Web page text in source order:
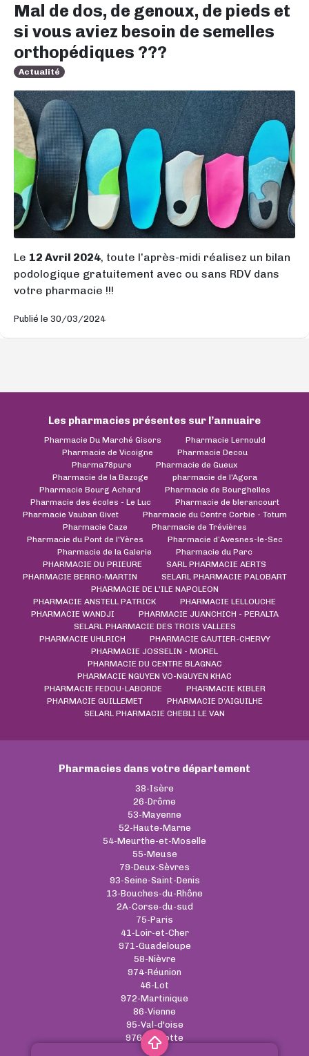
Mal de dos, de genoux, de pieds et
si vous aviez besoin de semelles
orthopédiques ???
Actualité
Le 12 Avril 2024, toute l’après-midi réalisez un bilan
podologique gratuitement avec ou sans RDV dans
votre pharmacie !!!
Publié le 30/03/2024
Les pharmacies présentes sur l’annuaire
Pharmacie Du Marché Gisors
Pharmacie Lernould
Pharmacie de Vicoigne
Pharmacie Decou
Pharma78pure
Pharmacie de Gueux
Pharmacie de la Bazoge
pharmacie de l'Agora
Pharmacie Bourg Achard
Pharmacie de Bourghelles
Pharmacie des écoles - Le Luc
Pharmacie de blerancourt
Pharmacie Vauban Givet
Pharmacie du Centre Corbie - Totum
Pharmacie Caze
Pharmacie de Trévières
Pharmacie du Pont de l'Yères
Pharmacie d’Avesnes-le-Sec
Pharmacie de la Galerie
Pharmacie du Parc
PHARMACIE DU PRIEURE
SARL PHARMACIE AERTS
PHARMACIE BERRO-MARTIN
SELARL PHARMACIE PALOBART
PHARMACIE DE L'ILE NAPOLEON
PHARMACIE ANSTELL PATRICK
PHARMACIE LELLOUCHE
PHARMACIE WANDJI
PHARMACIE JUANCHICH - PERALTA
SELARL PHARMACIE DES TROIS VALLEES
PHARMACIE UHLRICH
PHARMACIE GAUTIER-CHERVY
PHARMACIE JOSSELIN - MOREL
PHARMACIE DU CENTRE BLAGNAC
PHARMACIE NGUYEN VO-NGUYEN KHAC
PHARMACIE FEDOU-LABORDE
PHARMACIE KIBLER
PHARMACIE GUILLEMET
PHARMACIE D'AIGUILHE
SELARL PHARMACIE CHEBLI LE VAN
Pharmacies dans votre département
38-Isère
26-Drôme
53-Mayenne
52-Haute-Marne
54-Meurthe-et-Moselle
55-Meuse
79-Deux-Sèvres
93-Seine-Saint-Denis
13-Bouches-du-Rhône
2A-Corse-du-sud
75-Paris
41-Loir-et-Cher
971-Guadeloupe
58-Nièvre
974-Réunion
46-Lot
972-Martinique
86-Vienne
95-Val-d'oise
976-Mayotte